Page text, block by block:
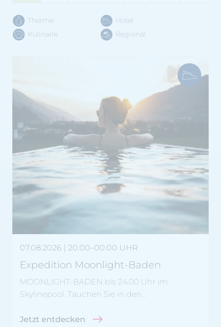
Therme
Hotel
Kulinarik
Regional
07.08.2026 | 20:00–00:00 UHR
Expedition Moonlight-Baden
MOONLIGHT-BADEN bis 24.00 Uhr im
Skylinepool. Tauchen Sie in den
Skylinepool dem atemberauebenden
Jetzt entdecken